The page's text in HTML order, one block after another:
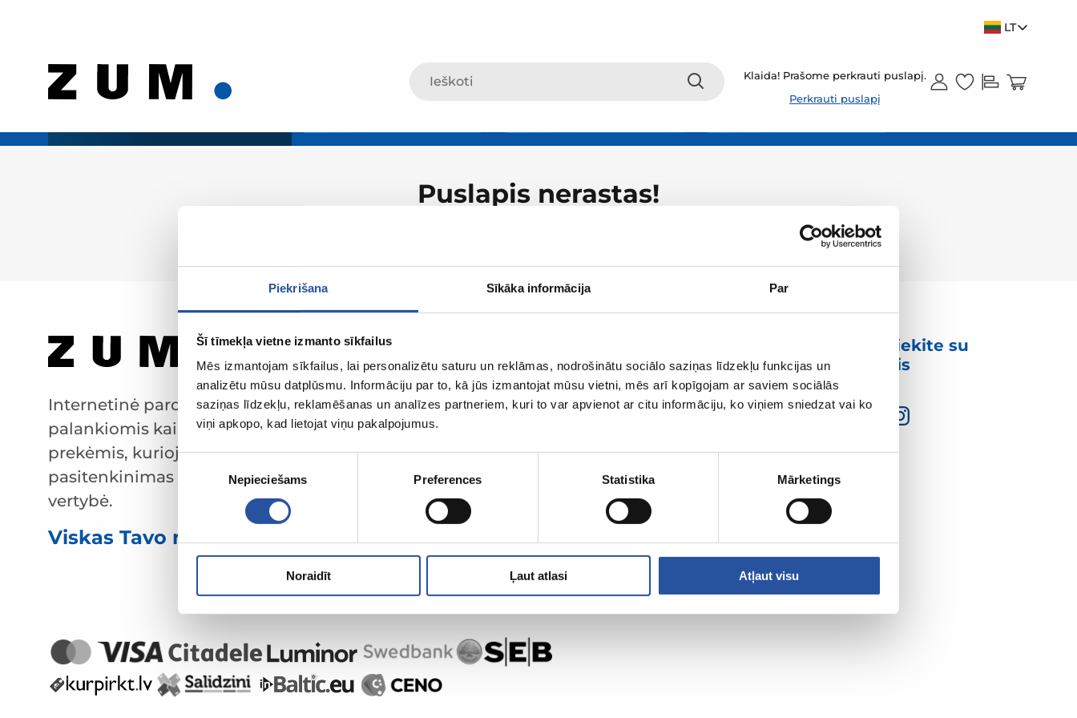
Piekrišana Sīkāka informācija Par
Šī tīmekļa vietne izmanto sīkfailus
Mēs izmantojam sīkfailus, lai personalizētu saturu un reklāmas, nodrošinātu sociālo saziņas līdzekļu funkcijas un
analizētu mūsu datplūsmu. Informāciju par to, kā jūs izmantojat mūsu vietni, mēs arī kopīgojam ar saviem sociālās
saziņas līdzekļu, reklamēšanas un analīzes partneriem, kuri to var apvienot ar citu informāciju, ko viņiem sniedzat vai ko
viņi apkopo, kad lietojat viņu pakalpojumus.
Piekrišanas
Nepieciešams Preferences Statistika Mārketings
Noraidīt Ļaut atlasi Atļaut visu
LT
Klaida! Prašome perkrauti puslapį.
Perkrauti puslapį
Puslapis nerastas!
Internetinė parduotuvė su
palankiomis kainomis ir kokybiškomis
prekėmis, kurioje klientų
pasitenkinimas yra mūsų pagrindinė
vertybė.
Viskas Tavo namams ir sodui!
Susisiekite su
mumis